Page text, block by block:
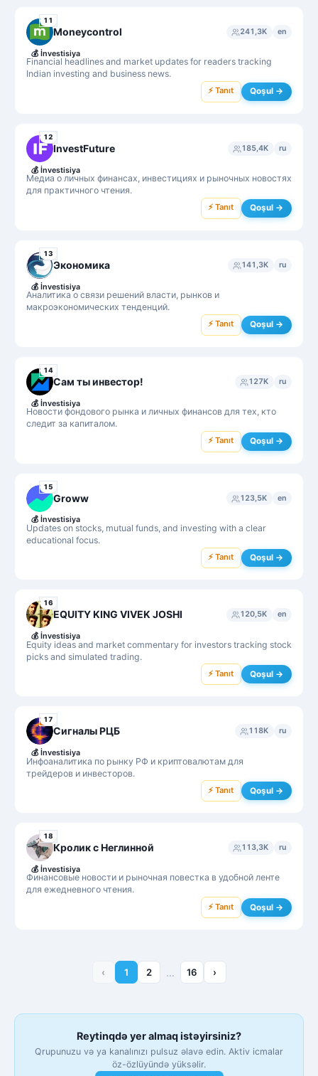
11
Moneycontrol 241,3K en
Financial headlines and market updates for readers tracking
Indian investing and business news.
💰 İnvestisiya
⚡ Tanıt Qoşul →
12
InvestFuture 185,4K ru
Медиа о личных финансах, инвестициях и рыночных новостях
для практичного чтения.
💰 İnvestisiya
⚡ Tanıt Qoşul →
13
Экономика 141,3K ru
Аналитика о связи решений власти, рынков и
макроэкономических тенденций.
💰 İnvestisiya
⚡ Tanıt Qoşul →
14
Сам ты инвестор! 127K ru
Новости фондового рынка и личных финансов для тех, кто
следит за капиталом.
💰 İnvestisiya
⚡ Tanıt Qoşul →
15
Groww 123,5K en
Updates on stocks, mutual funds, and investing with a clear
educational focus.
💰 İnvestisiya
⚡ Tanıt Qoşul →
16
EQUITY KING VIVEK JOSHI 120,5K en
Equity ideas and market commentary for investors tracking stock
picks and simulated trading.
💰 İnvestisiya
⚡ Tanıt Qoşul →
17
Сигналы РЦБ 118K ru
Инфоаналитика по рынку РФ и криптовалютам для
трейдеров и инвесторов.
💰 İnvestisiya
⚡ Tanıt Qoşul →
18
Кролик с Неглинной 113,3K ru
Финансовые новости и рыночная повестка в удобной ленте
для ежедневного чтения.
💰 İnvestisiya
⚡ Tanıt Qoşul →
‹ 1 2 … 16 ›
Reytinqdə yer almaq istəyirsiniz?
Qrupunuzu və ya kanalınızı pulsuz əlavə edin. Aktiv icmalar
öz-özlüyündə yüksəlir.